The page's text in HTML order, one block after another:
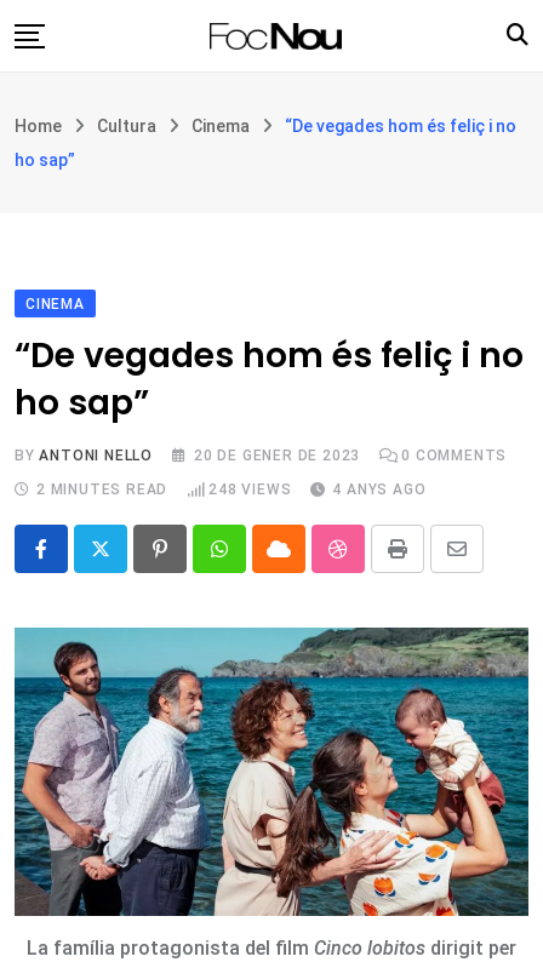
to
Filosofia i teologia
Botiga
Home Cultura Cinema
“De vegades hom és feliç i no
ho sap”
CINEMA
“De vegades hom és feliç i no
ho sap”
BYANTONI NELLO 20 DE GENER DE 2023 0 COMMENTS
2 MINUTES READ
248 VIEWS 4 ANYS AGO
PinterestWhatsappCloud StumbleUpon
Print
Share
Email
La família protagonista del film Cinco lobitos dirigit per